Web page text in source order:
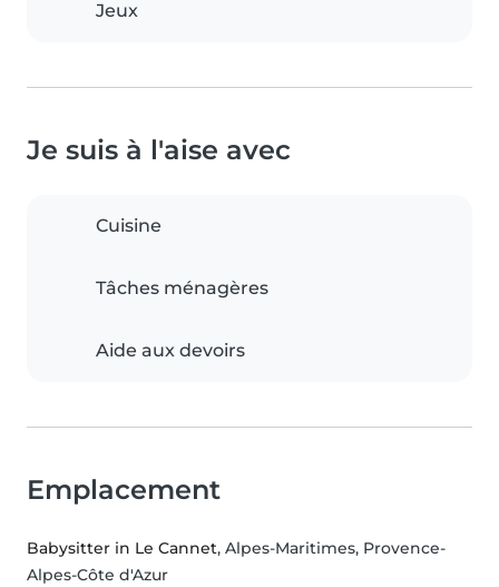
Jeux
Je suis à l'aise avec
Cuisine
Tâches ménagères
Aide aux devoirs
Emplacement
Babysitter in Le Cannet, Alpes-Maritimes, Provence-
Alpes-Côte d'Azur